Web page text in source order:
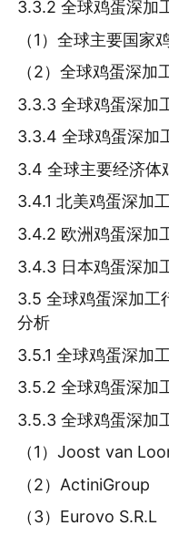
3.3.2 全球鸡蛋深加
（1）全球主要国家
（2）全球鸡蛋深加
3.3.3 全球鸡蛋深加
3.3.4 全球鸡蛋深加
3.4 全球主要经济体
3.4.1 北美鸡蛋深加
3.4.2 欧洲鸡蛋深加
3.4.3 日本鸡蛋深加
3.5 全球鸡蛋深加工
分析
3.5.1 全球鸡蛋深加
3.5.2 全球鸡蛋深加
3.5.3 全球鸡蛋深加
（1）Joost van
（2）ActiniGroup
（3）Eurovo S.R.L